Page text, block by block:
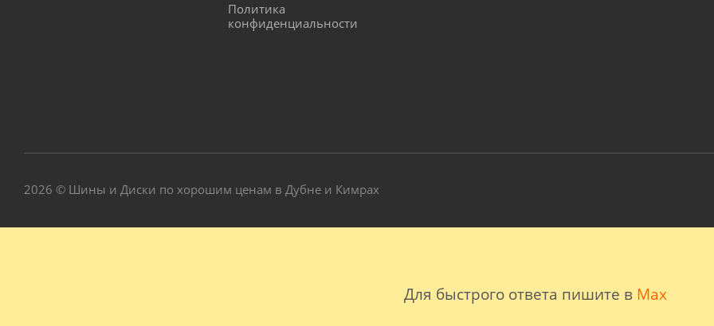
Для быстрого ответа пишите в Max
Политика
конфиденциальности
2026 © Шины и Диски по хорошим ценам в Дубне и Кимрах